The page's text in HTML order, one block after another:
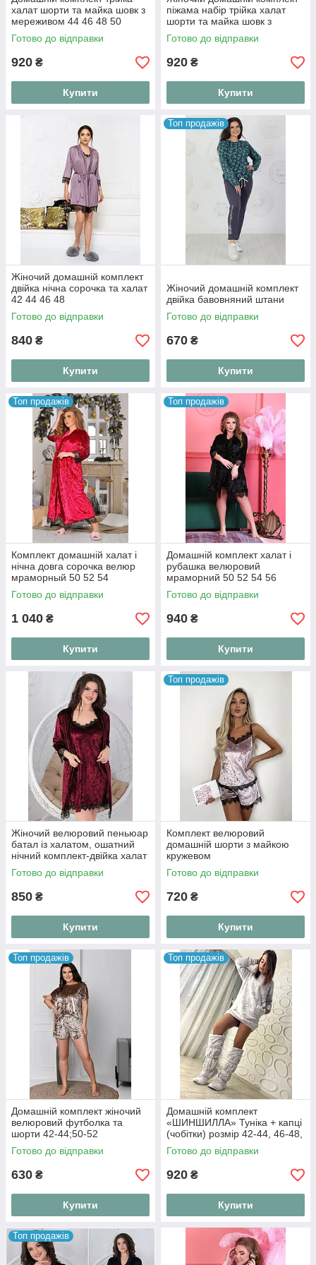
халат шорти та майка шовк з
мереживом 44 46 48 50
Готово до відправки
920 ₴
Купити
піжама набір трійка халат
шорти та майка шовк з
мереживом. Домашній
костюм комплект шовковий
Готово до відправки
920 ₴
Купити
Жіночий домашній комплект
двійка нічна сорочка та халат
42 44 46 48
Готово до відправки
840 ₴
Купити
Топ продажів
Жіночий домашній комплект
двійка бавовняний штани
Готово до відправки
670 ₴
Купити
Топ продажів
Комплект домашній халат і
нічна довга сорочка велюр
мраморный 50 52 54
Готово до відправки
1 040 ₴
Купити
Топ продажів
Домашній комплект халат і
рубашка велюровий
мраморний 50 52 54 56
Готово до відправки
940 ₴
Купити
Жіночий велюровий пеньюар
батал із халатом, ошатний
нічний комплект-двійка халат
і нічна сорочка з м'якого
оксамиту "Velvet Night"
Готово до відправки
850 ₴
Купити
Топ продажів
Комплект велюровий
домашній шорти з майкою
кружевом
Готово до відправки
720 ₴
Купити
Топ продажів
Домашній комплект жіночий
велюровий футболка та
шорти 42-44;50-52
Готово до відправки
630 ₴
Купити
Топ продажів
Домашній комплект
«ШИНШИЛЛА» Туніка + капці
(чобітки) розмір 42-44, 46-48,
50-52 (лапки, кульки)
Готово до відправки
920 ₴
Купити
Топ продажів